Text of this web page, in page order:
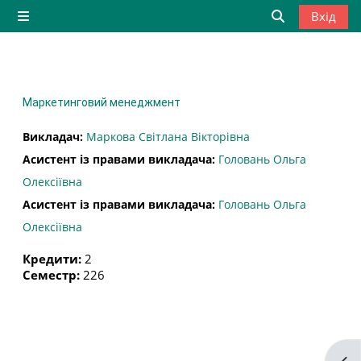
Перейти до головного вмісту
Бокова панель
Вхід
Маркетинговий менеджмент
Викладач: Маркова Світлана Вікторівна
Асистент із правами викладача: Головань Ольга
Олексіївна
Асистент із правами викладача: Головань Ольга
Олексіївна
Кредити: 2
Семестр: 226